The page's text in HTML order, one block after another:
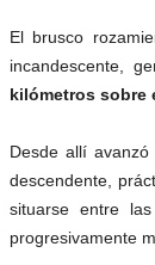
El brusco
incandescente,
kilómetros sobre
Desde allí
descendente,
situarse entre
progresivamente